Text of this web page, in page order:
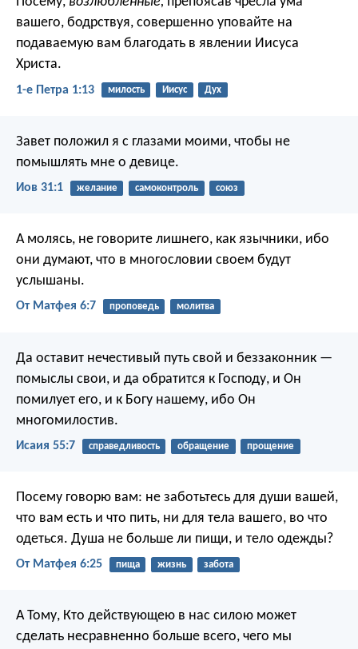
вашего, бодрствуя, совершенно уповайте на
подаваемую вам благодать в явлении Иисуса
Христа.
1-е Петра 1:13 милость Иисус Дух
Завет положил я с глазами моими, чтобы не
помышлять мне о девице.
Иов 31:1 желание самоконтроль союз
А молясь, не говорите лишнего, как язычники, ибо
они думают, что в многословии своем будут
услышаны.
От Матфея 6:7 проповедь молитва
Да оставит нечестивый путь свой и беззаконник —
помыслы свои, и да обратится к Господу, и Он
помилует его, и к Богу нашему, ибо Он
многомилостив.
Исаия 55:7 справедливость обращение прощение
Посему говорю вам: не заботьтесь для души вашей,
что вам есть и что пить, ни для тела вашего, во что
одеться. Душа не больше ли пищи, и тело одежды?
От Матфея 6:25 пища жизнь забота
А Тому, Кто действующею в нас силою может
сделать несравненно больше всего, чего мы